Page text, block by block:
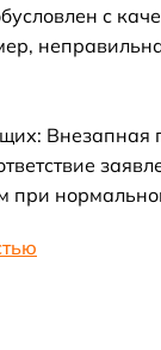
с
Внезапная
при